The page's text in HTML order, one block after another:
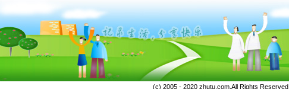
(c) 2005 - 2020 zhutu.com,All Rights Reserved